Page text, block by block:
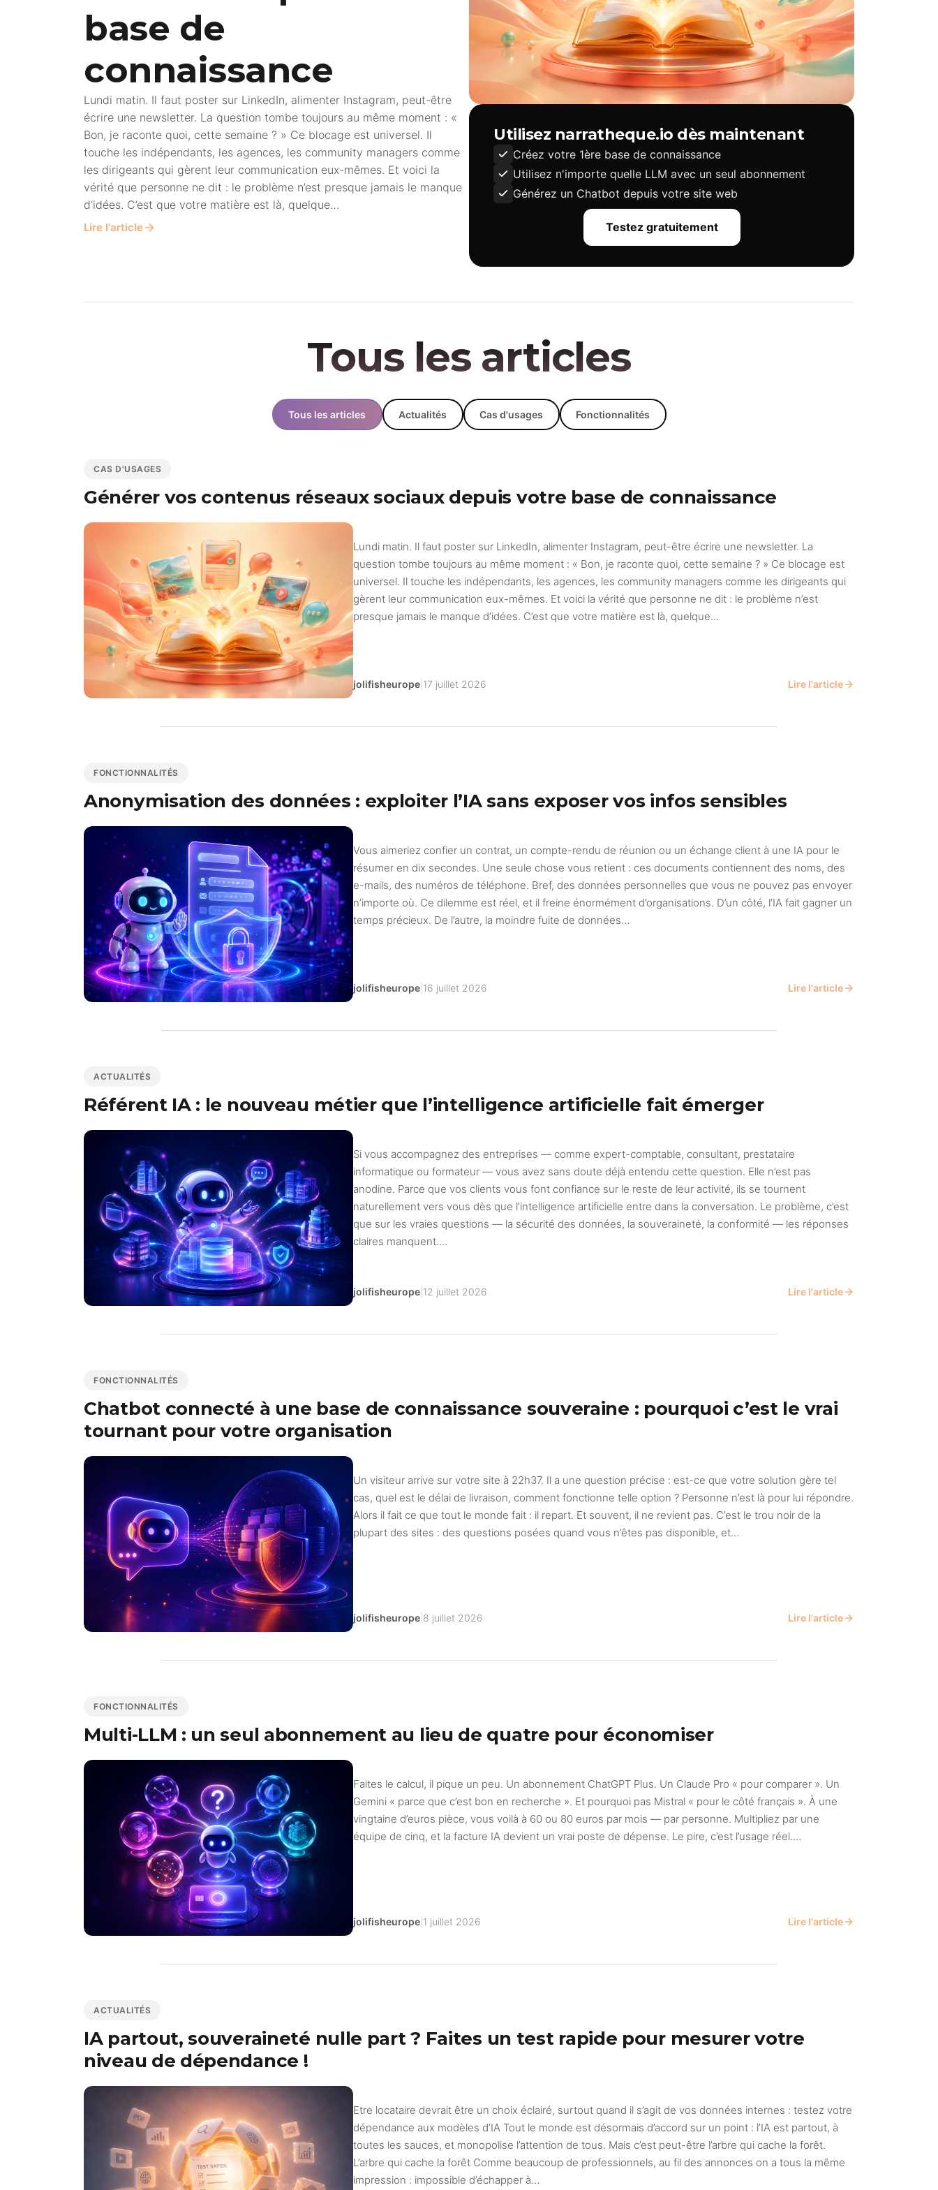
base de
connaissance
Lundi matin. Il faut poster sur LinkedIn, alimenter Instagram, peut-être
écrire une newsletter. La question tombe toujours au même moment : «
Bon, je raconte quoi, cette semaine ? » Ce blocage est universel. Il
touche les indépendants, les agences, les community managers comme
les dirigeants qui gèrent leur communication eux-mêmes. Et voici la
vérité que personne ne dit : le problème n’est presque jamais le manque
d’idées. C’est que votre matière est là, quelque…
Lire l'article
Utilisez narratheque.io dès maintenant
Créez votre 1ère base de connaissance
Utilisez n'importe quelle LLM avec un seul abonnement
Générez un Chatbot depuis votre site web
Testez gratuitement
Tous les articles
Tous les articles Actualités Cas d'usages Fonctionnalités
CAS D'USAGES
Générer vos contenus réseaux sociaux depuis votre base de connaissance
Lundi matin. Il faut poster sur LinkedIn, alimenter Instagram, peut-être écrire une newsletter. La
question tombe toujours au même moment : « Bon, je raconte quoi, cette semaine ? » Ce blocage est
universel. Il touche les indépendants, les agences, les community managers comme les dirigeants qui
gèrent leur communication eux-mêmes. Et voici la vérité que personne ne dit : le problème n’est
presque jamais le manque d’idées. C’est que votre matière est là, quelque…
jolifisheurope 17 juillet 2026 Lire l'article
FONCTIONNALITÉS
Anonymisation des données : exploiter l’IA sans exposer vos infos sensibles
Vous aimeriez confier un contrat, un compte-rendu de réunion ou un échange client à une IA pour le
résumer en dix secondes. Une seule chose vous retient : ces documents contiennent des noms, des
e-mails, des numéros de téléphone. Bref, des données personnelles que vous ne pouvez pas envoyer
n’importe où. Ce dilemme est réel, et il freine énormément d’organisations. D’un côté, l’IA fait gagner un
temps précieux. De l’autre, la moindre fuite de données…
jolifisheurope 16 juillet 2026 Lire l'article
ACTUALITÉS
Référent IA : le nouveau métier que l’intelligence artificielle fait émerger
Si vous accompagnez des entreprises — comme expert-comptable, consultant, prestataire
informatique ou formateur — vous avez sans doute déjà entendu cette question. Elle n’est pas
anodine. Parce que vos clients vous font confiance sur le reste de leur activité, ils se tournent
naturellement vers vous dès que l’intelligence artificielle entre dans la conversation. Le problème, c’est
que sur les vraies questions — la sécurité des données, la souveraineté, la conformité — les réponses
claires manquent.…
jolifisheurope 12 juillet 2026 Lire l'article
FONCTIONNALITÉS
Chatbot connecté à une base de connaissance souveraine : pourquoi c’est le vrai
tournant pour votre organisation
Un visiteur arrive sur votre site à 22h37. Il a une question précise : est-ce que votre solution gère tel
cas, quel est le délai de livraison, comment fonctionne telle option ? Personne n’est là pour lui répondre.
Alors il fait ce que tout le monde fait : il repart. Et souvent, il ne revient pas. C’est le trou noir de la
plupart des sites : des questions posées quand vous n’êtes pas disponible, et…
jolifisheurope 8 juillet 2026 Lire l'article
FONCTIONNALITÉS
Multi-LLM : un seul abonnement au lieu de quatre pour économiser
Faites le calcul, il pique un peu. Un abonnement ChatGPT Plus. Un Claude Pro « pour comparer ». Un
Gemini « parce que c’est bon en recherche ». Et pourquoi pas Mistral « pour le côté français ». À une
vingtaine d’euros pièce, vous voilà à 60 ou 80 euros par mois — par personne. Multipliez par une
équipe de cinq, et la facture IA devient un vrai poste de dépense. Le pire, c’est l’usage réel.…
jolifisheurope 1 juillet 2026 Lire l'article
ACTUALITÉS
IA partout, souveraineté nulle part ? Faites un test rapide pour mesurer votre
niveau de dépendance !
Etre locataire devrait être un choix éclairé, surtout quand il s’agit de vos données internes : testez votre
dépendance aux modèles d’IA Tout le monde est désormais d’accord sur un point : l’IA est partout, à
toutes les sauces, et monopolise l’attention de tous. Mais c’est peut-être l’arbre qui cache la forêt.
L’arbre qui cache la forêt Comme beaucoup de professionnels, au fil des annonces on a tous la même
impression : impossible d’échapper à…